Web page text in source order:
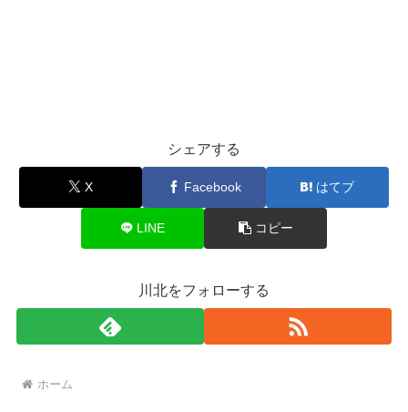
シェアする
X Facebook はてブ
LINE コピー
川北をフォローする
ホーム